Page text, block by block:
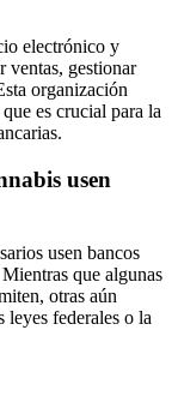
electrónico y
ventas, gestionar
organización
es crucial para la
usen
usen bancos
que algunas
otras aún
leyes federales o la